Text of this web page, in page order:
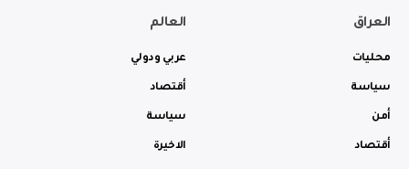
العراق
محليات
سياسة
أمن
أقتصاد
العالم
عربي ودولي
أقتصاد
سياسة
الاخيرة